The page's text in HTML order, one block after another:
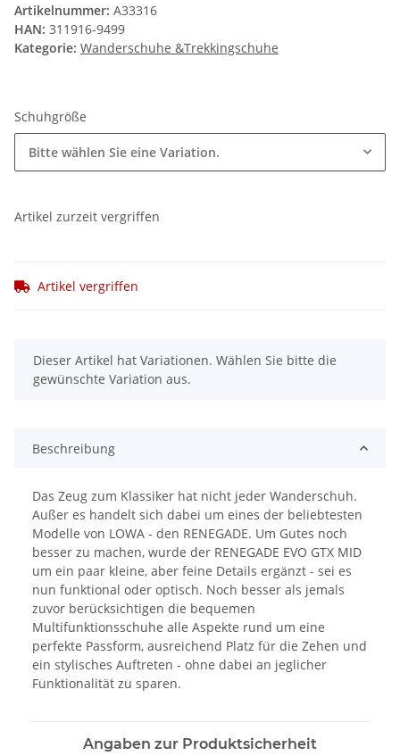
Artikelnummer: A33316
HAN: 311916-9499
Kategorie: Wanderschuhe &Trekkingschuhe
Schuhgröße
Bitte wählen Sie eine Variation.
Artikel zurzeit vergriffen
Artikel vergriffen
x
Dieser Artikel hat Variationen. Wählen Sie bitte die
gewünschte Variation aus.
Beschreibung
Das Zeug zum Klassiker hat nicht jeder Wanderschuh.
Außer es handelt sich dabei um eines der beliebtesten
Modelle von LOWA - den RENEGADE. Um Gutes noch
besser zu machen, wurde der RENEGADE EVO GTX MID
um ein paar kleine, aber feine Details ergänzt - sei es
nun funktional oder optisch. Noch besser als jemals
zuvor berücksichtigen die bequemen
Multifunktionsschuhe alle Aspekte rund um eine
perfekte Passform, ausreichend Platz für die Zehen und
ein stylisches Auftreten - ohne dabei an jeglicher
Funktionalität zu sparen.
Angaben zur Produktsicherheit